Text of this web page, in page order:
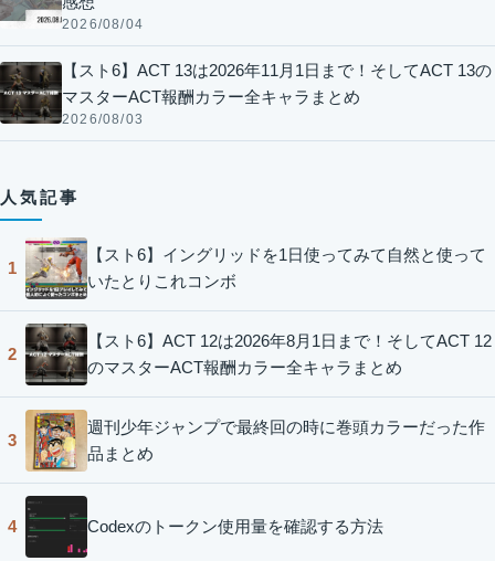
2026/08/04
【スト6】ACT 13は2026年11月1日まで！そしてACT 13の
マスターACT報酬カラー全キャラまとめ
2026/08/03
人気記事
1
【スト6】イングリッドを1日使ってみて自然と使って
いたとりこれコンボ
2
【スト6】ACT 12は2026年8月1日まで！そしてACT 12
のマスターACT報酬カラー全キャラまとめ
3
週刊少年ジャンプで最終回の時に巻頭カラーだった作
品まとめ
4 Codexのトークン使用量を確認する方法